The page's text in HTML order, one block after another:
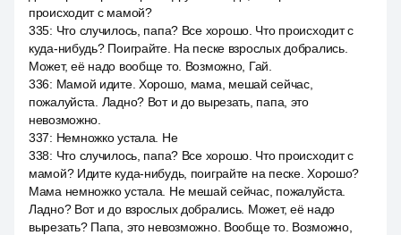
происходит с мамой?
335: Что случилось, папа? Все хорошо. Что происходит с
куда-нибудь? Поиграйте. На песке взрослых добрались.
Может, её надо вообще то. Возможно, Гай.
336: Мамой идите. Хорошо, мама, мешай сейчас,
пожалуйста. Ладно? Вот и до вырезать, папа, это
невозможно.
337: Немножко устала. Не
338: Что случилось, папа? Все хорошо. Что происходит с
мамой? Идите куда-нибудь, поиграйте на песке. Хорошо?
Мама немножко устала. Не мешай сейчас, пожалуйста.
Ладно? Вот и до взрослых добрались. Может, её надо
вырезать? Папа, это невозможно. Вообще то. Возможно,